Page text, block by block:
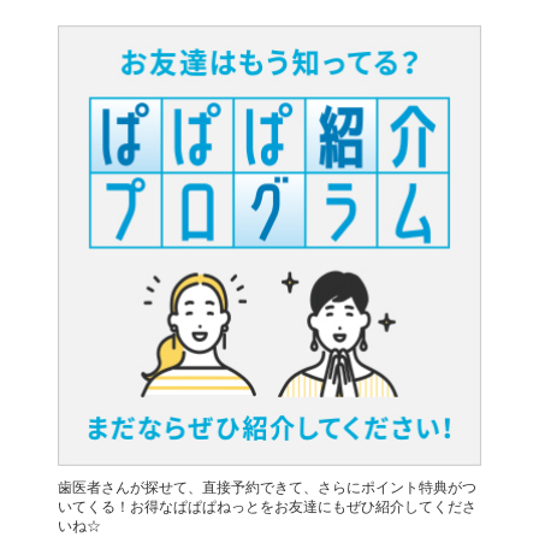
歯医者さんが探せて、直接予約できて、さらにポイント特典がつ
いてくる！お得なぱぱぱねっとをお友達にもぜひ紹介してくださ
いね☆